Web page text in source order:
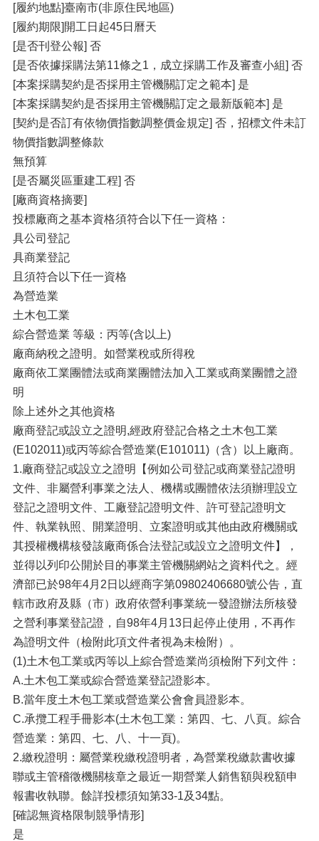
[履約地點]臺南市(非原住民地區)
[履約期限]開工日起45日曆天
[是否刊登公報] 否
[是否依據採購法第11條之1，成立採購工作及審查小組] 否
[本案採購契約是否採用主管機關訂定之範本] 是
[本案採購契約是否採用主管機關訂定之最新版範本] 是
[契約是否訂有依物價指數調整價金規定] 否，招標文件未訂
物價指數調整條款
無預算
[是否屬災區重建工程] 否
[廠商資格摘要]
投標廠商之基本資格須符合以下任一資格：
具公司登記
具商業登記
且須符合以下任一資格
為營造業
土木包工業
綜合營造業 等級：丙等(含以上)
廠商納稅之證明。如營業稅或所得稅
廠商依工業團體法或商業團體法加入工業或商業團體之證
明
除上述外之其他資格
廠商登記或設立之證明,經政府登記合格之土木包工業
(E102011)或丙等綜合營造業(E101011)（含）以上廠商。
1.廠商登記或設立之證明【例如公司登記或商業登記證明
文件、非屬營利事業之法人、機構或團體依法須辦理設立
登記之證明文件、工廠登記證明文件、許可登記證明文
件、執業執照、開業證明、立案證明或其他由政府機關或
其授權機構核發該廠商係合法登記或設立之證明文件】，
並得以列印公開於目的事業主管機關網站之資料代之。經
濟部已於98年4月2日以經商字第09802406680號公告，直
轄市政府及縣（市）政府依營利事業統一發證辦法所核發
之營利事業登記證，自98年4月13日起停止使用，不再作
為證明文件（檢附此項文件者視為未檢附）。
(1)土木包工業或丙等以上綜合營造業尚須檢附下列文件：
A.土木包工業或綜合營造業登記證影本。
B.當年度土木包工業或營造業公會會員證影本。
C.承攬工程手冊影本(土木包工業：第四、七、八頁。綜合
營造業：第四、七、八、十一頁)。
2.繳稅證明：屬營業稅繳稅證明者，為營業稅繳款書收據
聯或主管稽徵機關核章之最近一期營業人銷售額與稅額申
報書收執聯。餘詳投標須知第33-1及34點。
[確認無資格限制競爭情形]
是